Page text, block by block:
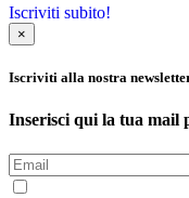
Iscriviti subito!
×
Iscriviti alla nostra
Inserisci qui la tua mail